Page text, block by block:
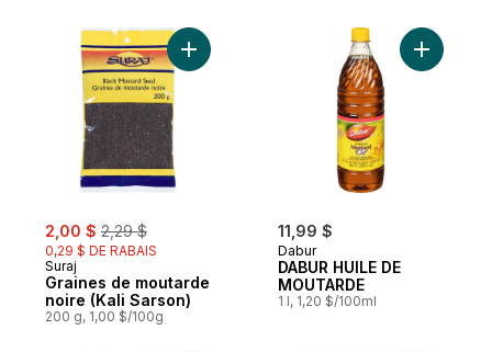
sale:
2,00 $ , formerly:
2,29 $
0,29 $ DE RABAIS
Suraj
Graines de moutarde
noire (Kali Sarson)
200 g, 1,00 $/100g
Ajouter Graines de moutarde noire (Kali
11,99 $
Dabur
DABUR HUILE DE
MOUTARDE
1 l, 1,20 $/100ml
Ajouter